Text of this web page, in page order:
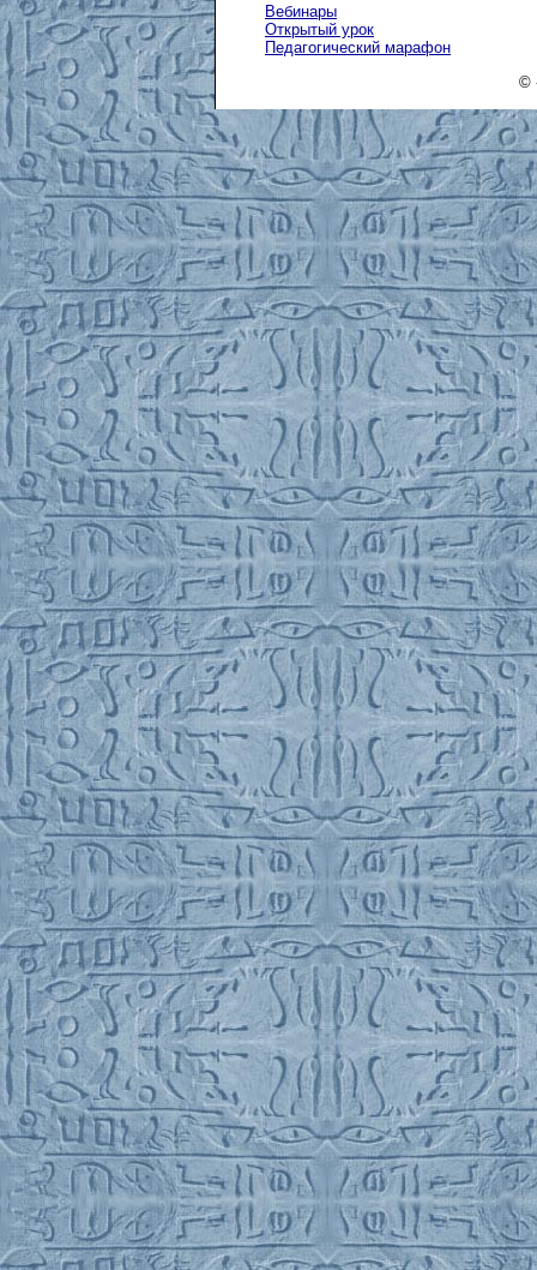
Вебинары
Открытый урок
Педагогический марафон
©